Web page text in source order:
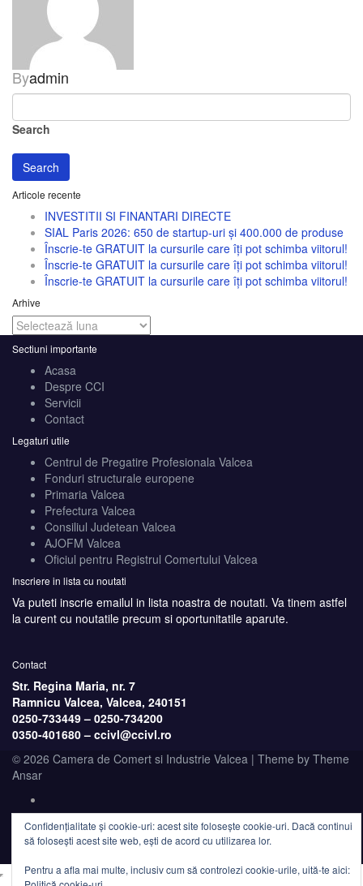
Byadmin
Search
Search
Articole recente
INVESTITII SI FINANTARI DIRECTE
SIAL Paris 2026: 650 de startup-uri și 400.000 de produse
Înscrie-te GRATUIT la cursurile care îți pot schimba viitorul!
Înscrie-te GRATUIT la cursurile care îți pot schimba viitorul!
Înscrie-te GRATUIT la cursurile care îți pot schimba viitorul!
Arhive
Arhive
Sectiuni importante
Acasa
Despre CCI
Servicii
Contact
Legaturi utile
Centrul de Pregatire Profesionala Valcea
Fonduri structurale europene
Primaria Valcea
Prefectura Valcea
Consiliul Judetean Valcea
AJOFM Valcea
Oficiul pentru Registrul Comertului Valcea
Inscriere in lista cu noutati
Va puteti inscrie emailul in lista noastra de noutati. Va tinem astfel
la curent cu noutatile precum si oportunitatile aparute.
Contact
Str. Regina Maria, nr. 7
Ramnicu Valcea, Valcea, 240151
0250-733449 – 0250-734200
0350-401680 – ccivl@ccivl.ro
© 2026 Camera de Comert si Industrie Valcea | Theme by Theme
Ansar
Confidențialitate și cookie-uri: acest site folosește cookie-uri. Dacă continui
să folosești acest site web, ești de acord cu utilizarea lor.
Pentru a afla mai multe, inclusiv cum să controlezi cookie-urile, uită-te aici: